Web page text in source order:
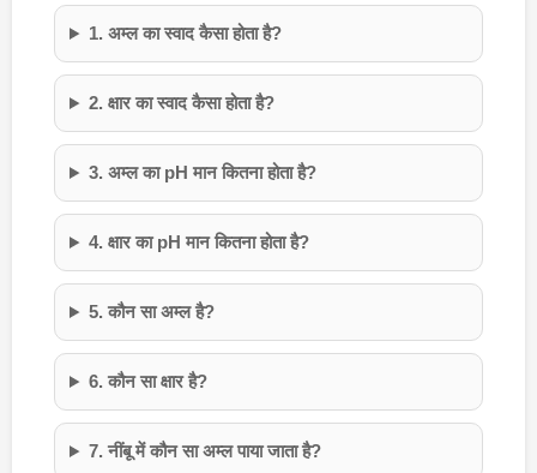
1. अम्ल का स्वाद कैसा होता है?
2. क्षार का स्वाद कैसा होता है?
3. अम्ल का pH मान कितना होता है?
4. क्षार का pH मान कितना होता है?
5. कौन सा अम्ल है?
6. कौन सा क्षार है?
7. नींबू में कौन सा अम्ल पाया जाता है?